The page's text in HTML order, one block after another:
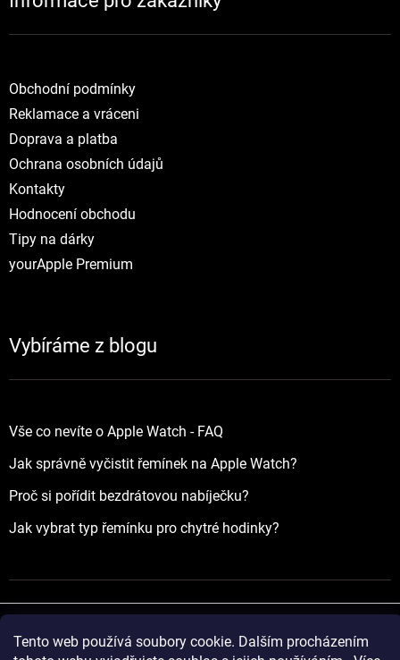
Tento web používá soubory cookie. Dalším procházením
Obchodní podmínky
Reklamace a vráceni
Doprava a platba
Ochrana osobních údajů
Kontakty
Hodnocení obchodu
Tipy na dárky
yourApple Premium
Vybíráme z blogu
Vše co nevíte o Apple Watch - FAQ
Jak správně vyčistit řemínek na Apple Watch?
Proč si pořídit bezdrátovou nabíječku?
Jak vybrat typ řemínku pro chytré hodinky?
Vytvořil Shoptet